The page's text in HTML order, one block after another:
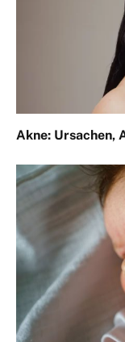
Akne: Ursachen,